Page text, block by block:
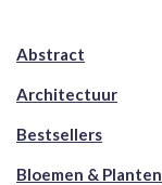
Abstract
Architectuur
Bestsellers
Bloemen & Planten